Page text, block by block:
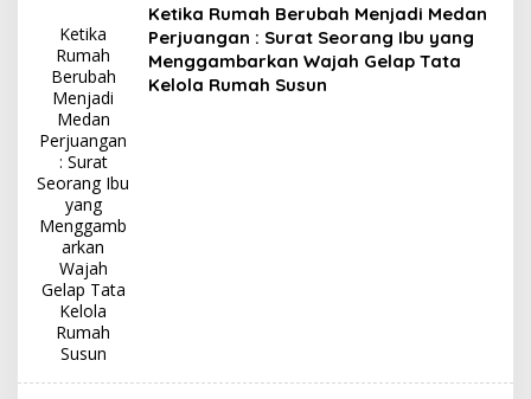
Ketika
Rumah
Berubah
Menjadi
Medan
Perjuangan
: Surat
Seorang Ibu
yang
Menggamb
arkan
Wajah
Gelap Tata
Kelola
Rumah
Susun
Ketika Rumah Berubah Menjadi Medan
Perjuangan : Surat Seorang Ibu yang
Menggambarkan Wajah Gelap Tata
Kelola Rumah Susun